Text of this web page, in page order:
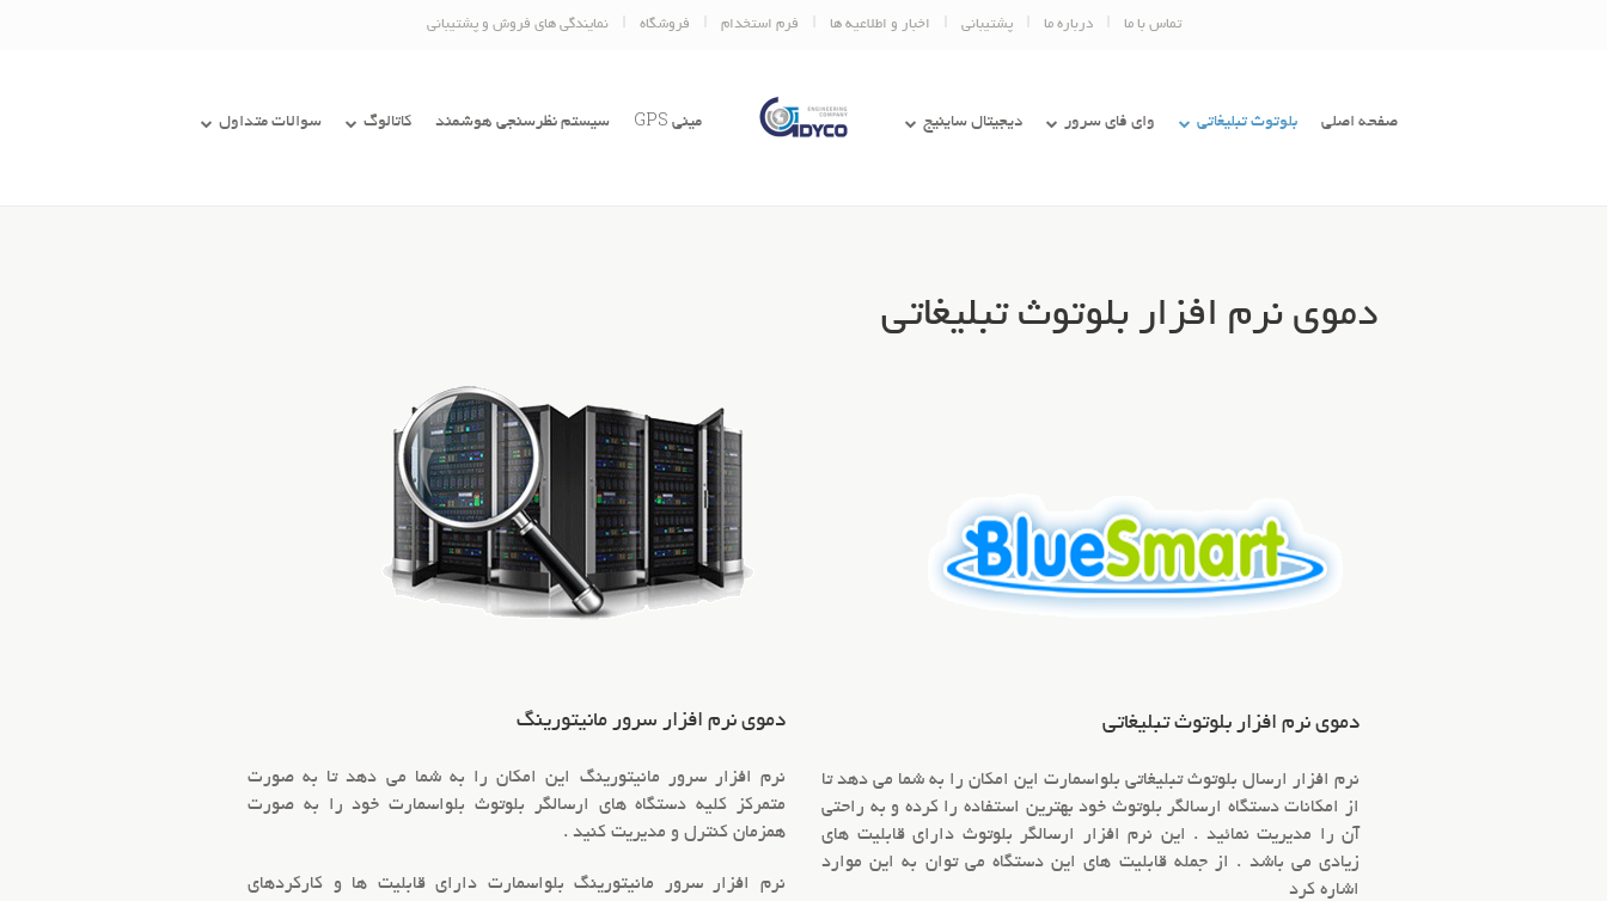
تماس با ما درباره ما پشتیبانی اخبار و اطلاعیه ها فرم استخدام فروشگاه نمایندگی های فروش و پشتیبانی
صفحه اصلی بلوتوث تبلیغاتی وای فای سرور دیجیتال ساینیج مینی GPS سیستم نظرسنجی هوشمند کاتالوگ سوالات متداول
دموی نرم افزار بلوتوث تبلیغاتی
دموی نرم افزار بلوتوث تبلیغاتی
نرم افزار ارسال بلوتوث تبلیغاتی بلواسمارت این امکان را به شما می دهد تا
از امکانات دستگاه ارسالگر بلوتوث خود بهترین استفاده را کرده و به راحتی
آن را مدیریت نمائید . این نرم افزار ارسالگر بلوتوث دارای قابلیت های
زیادی می باشد . از جمله قابلیت های این دستگاه می توان به این موارد
اشاره کرد
دموی نرم افزار سرور مانیتورینگ
نرم افزار سرور مانیتورینگ این امکان را به شما می دهد تا به صورت
متمرکز کلیه دستگاه های ارسالگر بلوتوث بلواسمارت خود را به صورت
همزمان کنترل و مدیریت کنید .
نرم افزار سرور مانیتورینگ بلواسمارت دارای قابلیت ها و کارکردهای